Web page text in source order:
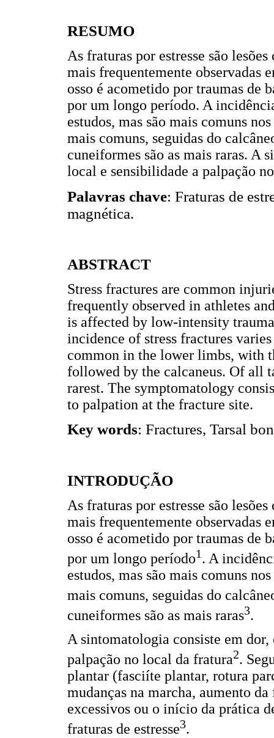
RESUMO
As fraturas por estresse são
mais frequentemente observadas
osso é acometido por traumas de
por um longo período. A
estudos, mas são mais comuns
mais comuns, seguidas do
cuneiformes são as mais raras. A
local e sensibilidade a palpação
Palavras chave: Fraturas de
magnética.
ABSTRACT
Stress fractures are common
frequently observed in athletes
is affected by low-intensity
incidence of stress fractures
common in the lower limbs, with
followed by the calcaneus. Of all
rarest. The symptomatology
to palpation at the fracture site.
Key words: Fractures, Tarsal
INTRODUÇÃO
As fraturas por estresse são
mais frequentemente observadas
osso é acometido por traumas de
por um longo período1. A
estudos, mas são mais comuns
mais comuns, seguidas do
cuneiformes são as mais raras3.
A sintomatologia consiste em
palpação no local da fratura2.
plantar (fasciíte plantar, rotura
mudanças na marcha, aumento
excessivos ou o início da prática
fraturas de estresse3.